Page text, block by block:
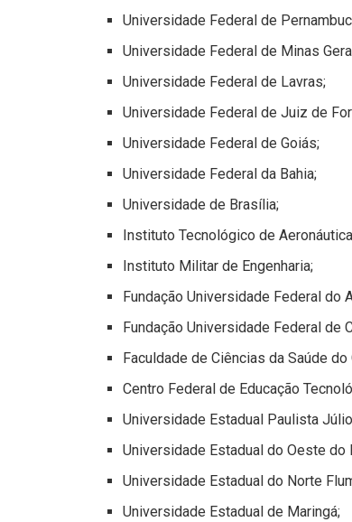
Universidade Federal de
Universidade Federal de Minas
Universidade Federal de Lavras;
Universidade Federal de Juiz de
Universidade Federal de Goiás;
Universidade Federal da Bahia;
Universidade de Brasília;
Instituto Tecnológico de
Instituto Militar de Engenharia;
Fundação Universidade Federal do
Fundação Universidade Federal de
Faculdade de Ciências da Saúde
Centro Federal de Educação
Universidade Estadual Paulista
Universidade Estadual do Oeste do
Universidade Estadual do Norte
Universidade Estadual de Maringá;